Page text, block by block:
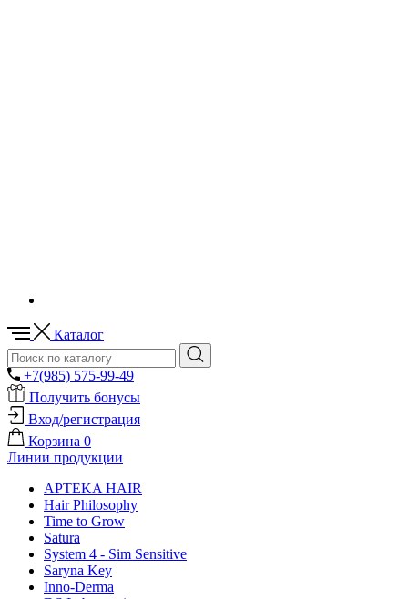
Каталог
+7(985) 575-99-49
Получить бонусы
Вход/регистрация
Корзина 0
Линии продукции
APTEKA HAIR
Hair Philosophy
Time to Grow
Satura
System 4 - Sim Sensitive
Saryna Key
Inno-Derma